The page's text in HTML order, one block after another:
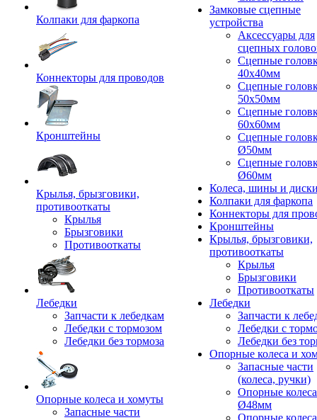
Колпаки для фаркопа
Коннекторы для проводов
Кронштейны
Крылья, брызговики,
противооткаты
Крылья
Брызговики
Противооткаты
Лебедки
Запчасти к лебедкам
Лебедки с тормозом
Лебедки без тормоза
Опорные колеса и хомуты
Запасные части
Замковые сцепные
устройства
Аксессуары для
сцепных
Сцепные
40x40мм
Сцепные
50x50мм
Сцепные
60x60мм
Сцепные
Ø50мм
Сцепные
Ø60мм
Колеса, шины и
Колпаки для фаркопа
Коннекторы для
Кронштейны
Крылья, брызговики,
противооткаты
Крылья
Брызговики
Противооткаты
Лебедки
Запчасти к
Лебедки с
Лебедки без
Опорные колеса и
Запасные части
(колеса, ручки)
Опорные колеса
Ø48мм
Опорные колеса